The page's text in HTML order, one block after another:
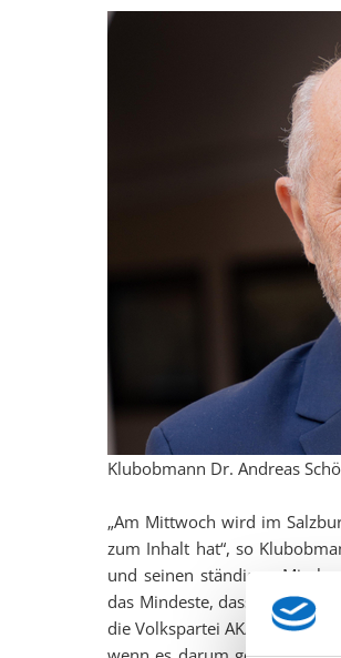
Klubobmann Dr. Andreas
„Am Mittwoch wird im
zum Inhalt hat“, so
und seinen ständigen
das Mindeste, dass er im
die Volkspartei AK/SPÖ-Eder